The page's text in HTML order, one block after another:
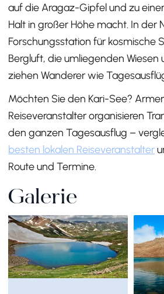
auf die Aragaz-Gipfel und zu
Halt in großer Höhe macht. In der
Forschungsstation für kosmische
Bergluft, die umliegenden Wiesen
ziehen Wanderer wie
Möchten Sie den Kari-See?
Reiseveranstalter organisieren
den ganzen Tagesausflug –
besten lokalen Reiseveranstalter
Route und Termine.
Galerie